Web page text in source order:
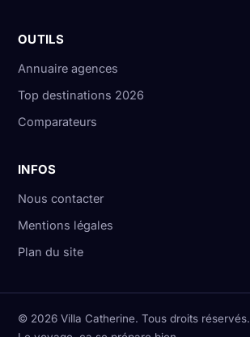
OUTILS
Annuaire agences
Top destinations 2026
Comparateurs
INFOS
Nous contacter
Mentions légales
Plan du site
© 2026 Villa Catherine. Tous droits réservés.